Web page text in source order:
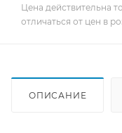
Цена действительна
отличаться от цен в
ОПИСАНИЕ